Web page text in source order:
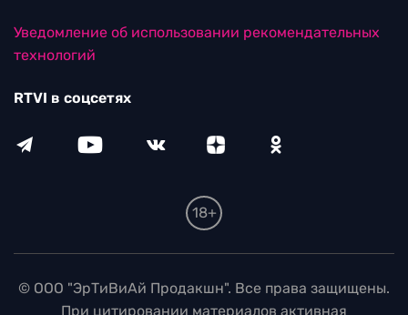
Уведомление об использовании рекомендательных
технологий
RTVI в соцсетях
18+
© ООО "ЭрТиВиАй Продакшн". Все права защищены.
При цитировании материалов активная